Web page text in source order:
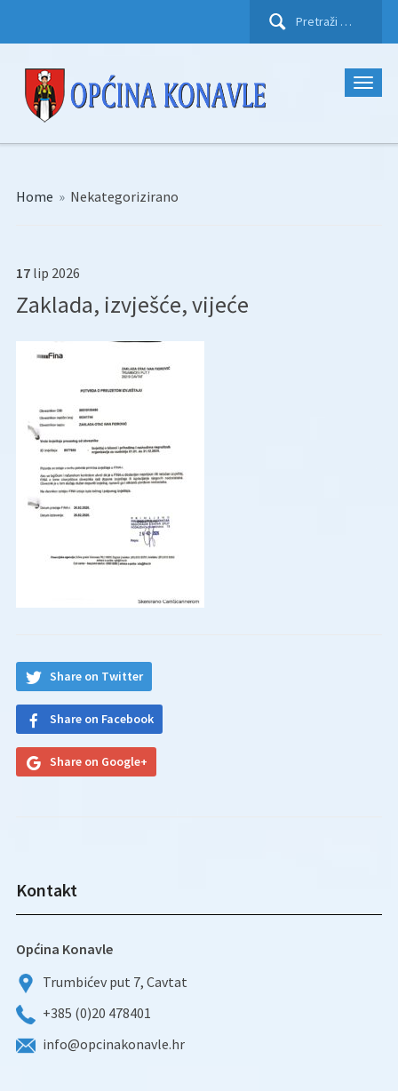
Pretraži:
Home » Nekategorizirano
17 lip 2026
Zaklada, izvješće, vijeće
Share on Twitter
Share on Facebook
Share on Google+
Kontakt
Općina Konavle
Trumbićev put 7, Cavtat
+385 (0)20 478401
info@opcinakonavle.hr